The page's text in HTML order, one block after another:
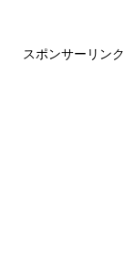
スポンサーリンク